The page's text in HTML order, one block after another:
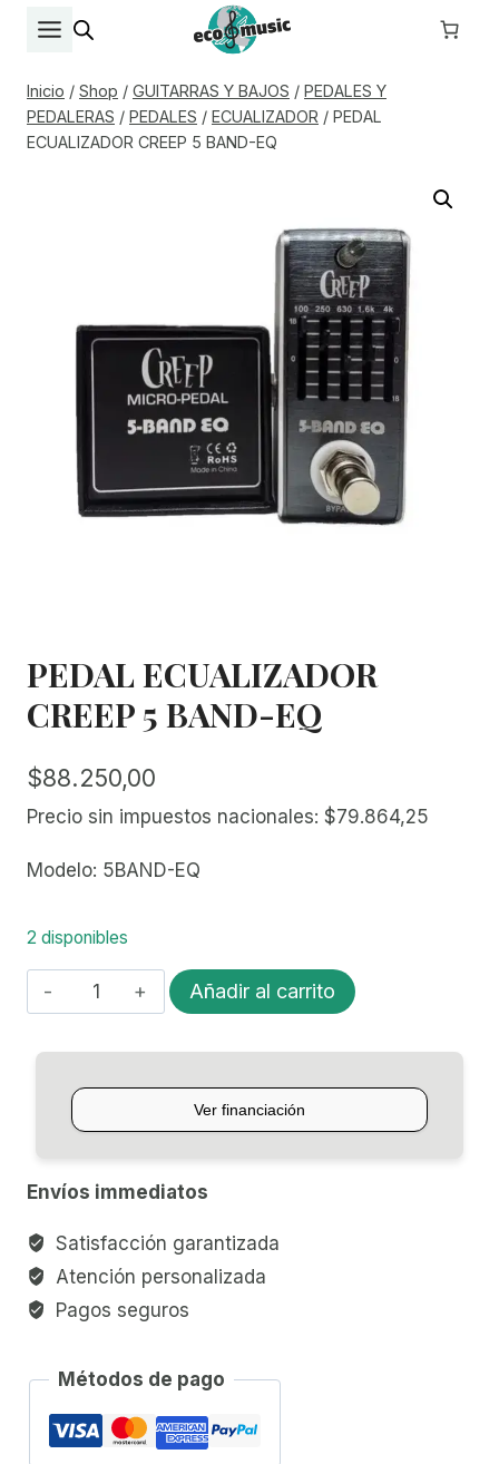
Inicio / Shop / GUITARRAS Y BAJOS / PEDALES Y
PEDALERAS / PEDALES / ECUALIZADOR / PEDAL
ECUALIZADOR CREEP 5 BAND-EQ
PEDAL ECUALIZADOR
CREEP 5 BAND-EQ
$88.250,00
Precio sin impuestos nacionales: $79.864,25
Modelo: 5BAND-EQ
2 disponibles
PEDAL
ECUALIZADOR
BAND-
EQ
cantidad
Añadir al carrito
Envíos immediatos
Satisfacción garantizada
Atención personalizada
Pagos seguros
Métodos de pago